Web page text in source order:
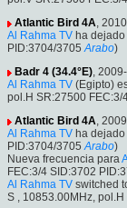
Atlantic Bird 4A,
Al Rahma TV ha
PID:3704/3705 Arabo)
Badr 4 (34.4°E),
Al Rahma TV (Egipto)
pol.H SR:27500 FEC:3/
Atlantic Bird 4A,
Al Rahma TV ha
PID:3704/3705 Arabo)
Nueva frecuencia para
FEC:3/4 SID:3702
Al Rahma TV switched
S , 10853.00MHz,